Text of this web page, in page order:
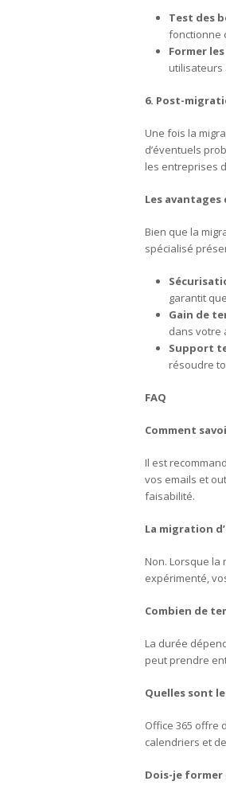
Test des
fonctionne
Former
utilisateurs
6. Post-
Une fois la
d’éventuels
les entreprises
Les
Bien que la
spécialisé
garantit
Gain de
dans votre
Support
résoudre
FAQ
Comment
Il est
vos emails et
faisabilité.
La migration
Non. Lorsque
expérimenté,
Combien de
La durée
peut prendre
Quelles sont
Office 365 offre
calendriers et
Dois-je former